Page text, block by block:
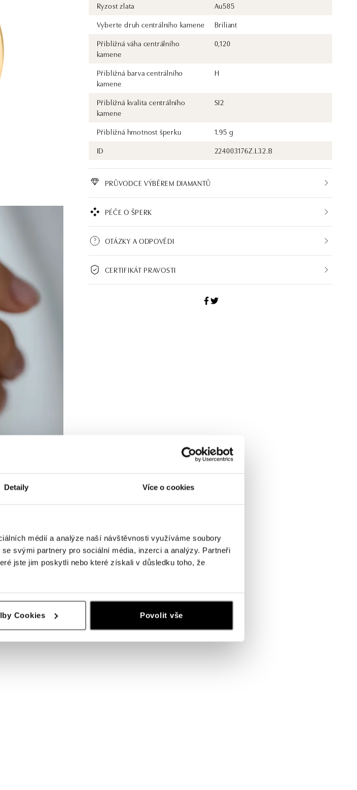
Detaily Více o cookies
médií a analýze naší návštěvnosti využíváme soubory
svými partnery pro sociální média, inzerci a analýzy. Partneři
jste jim poskytli nebo které získali v důsledku toho, že
Cookies Povolit vše
Ryzost zlata
Au585
Vyberte druh centrálního kamene
Briliant
Přibližná váha centrálního
kamene
0,120
Přibližná barva centrálního
kamene
H
Přibližná kvalita centrálního
kamene
SI2
Přibližná hmotnost šperku
1.95 g
ID
224003176Z.L32.B
PRŮVODCE VÝBĚREM DIAMANTŮ
PÉČE O ŠPERK
OTÁZKY A ODPOVĚDI
CERTIFIKÁT PRAVOSTI